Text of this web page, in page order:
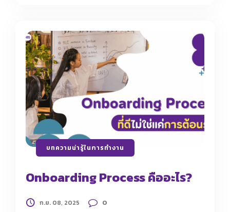
บทความน่ารู้ในการทำงาน
Onboarding Process คืออะไร?
ก.ย. 08, 2025 0